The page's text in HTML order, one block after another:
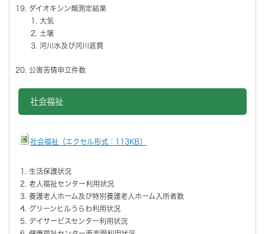
ダイオキシン類測定結果
大気
土壌
河川水及び河川底質
公害苦情申立件数
社会福祉
社会福祉（エクセル形式：113KB）
生活保護状況
老人福祉センター利用状況
養護老人ホーム及び特別養護老人ホーム入所者数
グリーンヒルうらわ利用状況
デイサービスセンター利用状況